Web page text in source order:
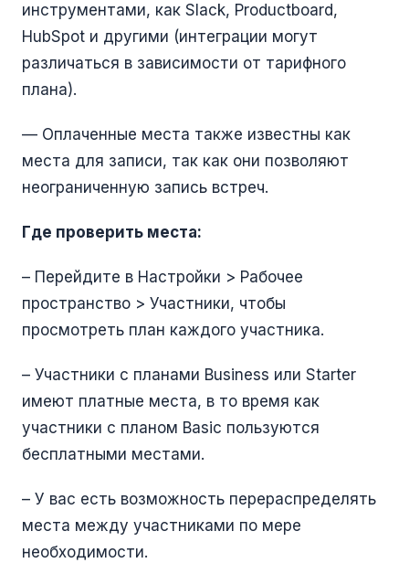
инструментами, как Slack, Productboard,
HubSpot и другими (интеграции могут
различаться в зависимости от тарифного
плана).
— Оплаченные места также известны как
места для записи, так как они позволяют
неограниченную запись встреч.
Где проверить места:
– Перейдите в Настройки > Рабочее
пространство > Участники, чтобы
просмотреть план каждого участника.
– Участники с планами Business или Starter
имеют платные места, в то время как
участники с планом Basic пользуются
бесплатными местами.
– У вас есть возможность перераспределять
места между участниками по мере
необходимости.